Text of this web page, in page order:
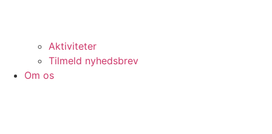
Aktiviteter
Tilmeld nyhedsbrev
Om os